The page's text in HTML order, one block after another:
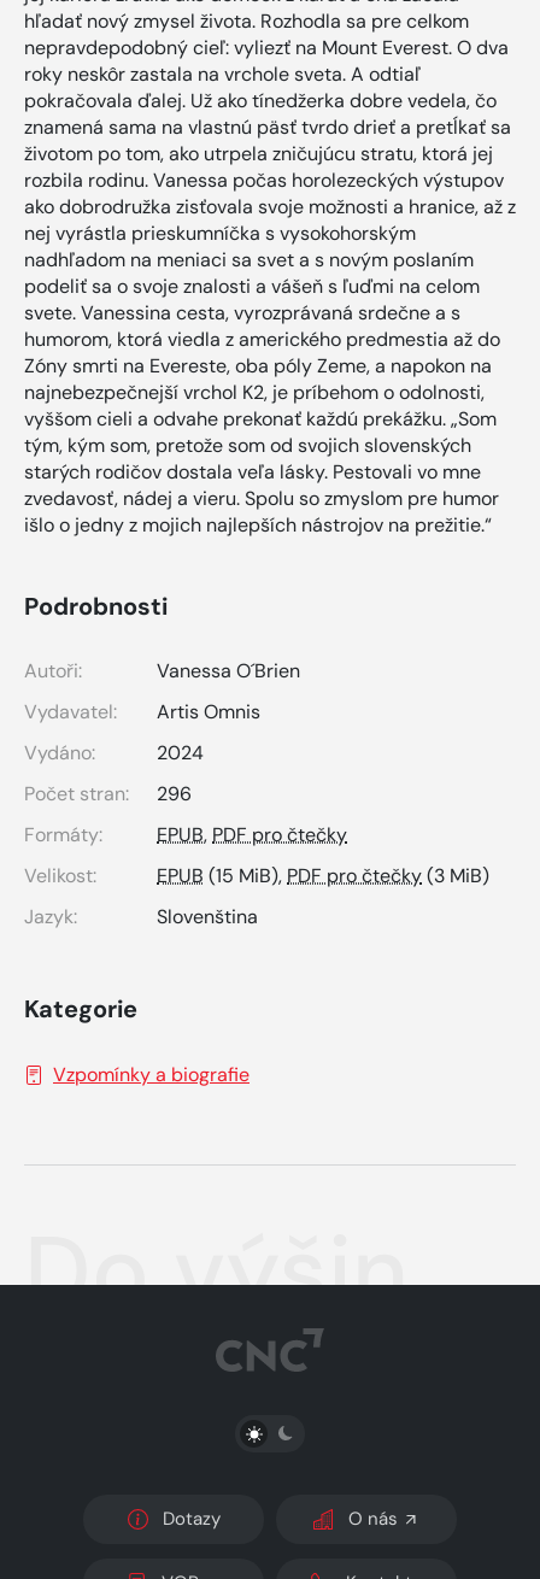
hľadať nový zmysel života. Rozhodla sa pre celkom
nepravdepodobný cieľ: vyliezť na Mount Everest. O dva
roky neskôr zastala na vrchole sveta. A odtiaľ
pokračovala ďalej. Už ako tínedžerka dobre vedela, čo
znamená sama na vlastnú päsť tvrdo drieť a pretĺkať sa
životom po tom, ako utrpela zničujúcu stratu, ktorá jej
rozbila rodinu. Vanessa počas horolezeckých výstupov
ako dobrodružka zisťovala svoje možnosti a hranice, až z
nej vyrástla prieskumníčka s vysokohorským
nadhľadom na meniaci sa svet a s novým poslaním
podeliť sa o svoje znalosti a vášeň s ľuďmi na celom
svete. Vanessina cesta, vyrozprávaná srdečne a s
humorom, ktorá viedla z amerického predmestia až do
Zóny smrti na Evereste, oba póly Zeme, a napokon na
najnebezpečnejší vrchol K2, je príbehom o odolnosti,
vyššom cieli a odvahe prekonať každú prekážku. „Som
tým, kým som, pretože som od svojich slovenských
starých rodičov dostala veľa lásky. Pestovali vo mne
zvedavosť, nádej a vieru. Spolu so zmyslom pre humor
išlo o jedny z mojich najlepších nástrojov na prežitie.“
Podrobnosti
Autoři:
Vanessa O´Brien
Vydavatel:
Artis Omnis
Vydáno:
2024
Počet stran:
296
Formáty:
EPUB, PDF pro čtečky
Velikost:
EPUB (15 MiB), PDF pro čtečky(3 MiB)
Jazyk:
Slovenština
Kategorie
Vzpomínky a biografie
Do výšin
PŘEPNOUT SVĚTLÝ/TMAVÝ REŽIM
Dotazy O nás